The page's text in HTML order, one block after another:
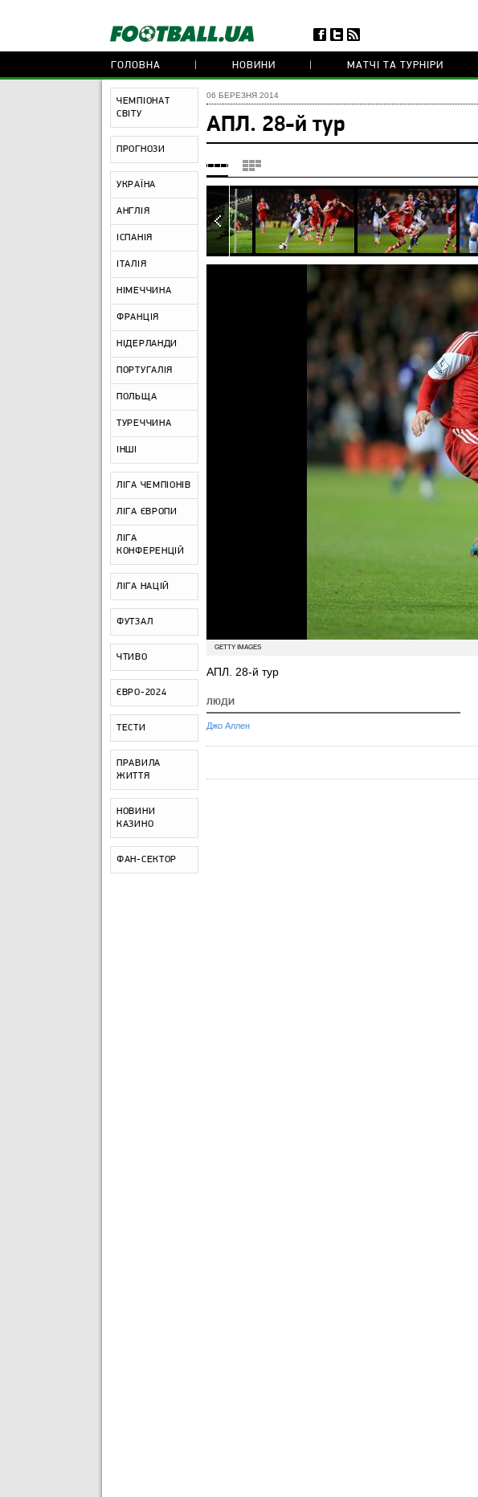
ГОЛОВНА НОВИНИ МАТЧІ ТА ТУРНІРИ
ЧЕМПІОНАТ
СВІТУ
ПРОГНОЗИ
УКРАЇНА
АНГЛІЯ
ІСПАНІЯ
ІТАЛІЯ
НІМЕЧЧИНА
ФРАНЦІЯ
НІДЕРЛАНДИ
ПОРТУГАЛІЯ
ПОЛЬЩА
ТУРЕЧЧИНА
ІНШІ
ЛІГА ЧЕМПІОНІВ
ЛІГА ЄВРОПИ
ЛІГА
КОНФЕРЕНЦІЙ
ЛІГА НАЦІЙ
ФУТЗАЛ
ЧТИВО
ЄВРО-2024
ТЕСТИ
ПРАВИЛА
ЖИТТЯ
НОВИНИ
КАЗИНО
ФАН-СЕКТОР
06 БЕРЕЗНЯ 2014
АПЛ. 28-й тур
GETTY IMAGES
АПЛ. 28-й тур
ЛЮДИ
Джо Аллен